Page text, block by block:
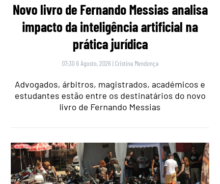
Novo livro de Fernando Messias analisa
impacto da inteligência artificial na
prática jurídica
07:30 6 Agosto, 2026 | Cristina Mendonça
Advogados, árbitros, magistrados, académicos e
estudantes estão entre os destinatários do novo
livro de Fernando Messias